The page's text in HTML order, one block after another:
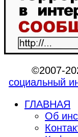
©2007-
социальный
ГЛАВНАЯ
Об